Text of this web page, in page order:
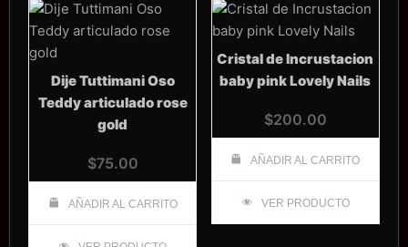
Dije Tuttimani Oso
Teddy articulado rose
gold
$75.00
AÑADIR AL CARRITO
Cristal de Incrustacion
baby pink Lovely Nails
$200.00
AÑADIR AL CARRITO
VER PRODUCTO